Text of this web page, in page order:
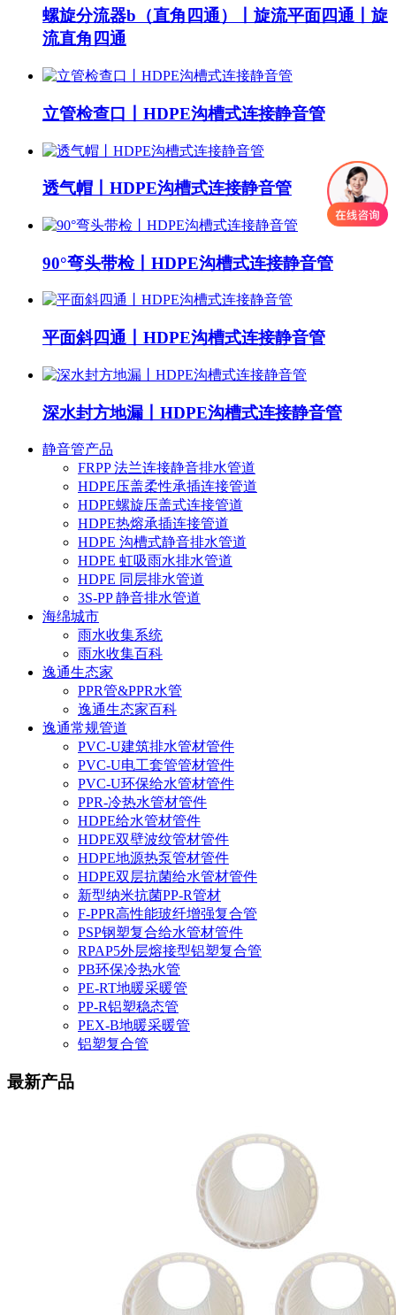
螺旋分流器b（直角四通）丨旋流平面四通丨旋
流直角四通
立管检查口丨HDPE沟槽式连接静音管
透气帽丨HDPE沟槽式连接静音管
90°弯头带检丨HDPE沟槽式连接静音管
平面斜四通丨HDPE沟槽式连接静音管
深水封方地漏丨HDPE沟槽式连接静音管
静音管产品
FRPP 法兰连接静音排水管道
HDPE压盖柔性承插连接管道
HDPE螺旋压盖式连接管道
HDPE热熔承插连接管道
HDPE 沟槽式静音排水管道
HDPE 虹吸雨水排水管道
HDPE 同层排水管道
3S-PP 静音排水管道
海绵城市
雨水收集系统
雨水收集百科
逸通生态家
PPR管&PPR水管
逸通生态家百科
逸通常规管道
PVC-U建筑排水管材管件
PVC-U电工套管管材管件
PVC-U环保给水管材管件
PPR-冷热水管材管件
HDPE给水管材管件
HDPE双壁波纹管材管件
HDPE地源热泵管材管件
HDPE双层抗菌给水管材管件
新型纳米抗菌PP-R管材
F-PPR高性能玻纤增强复合管
PSP钢塑复合给水管材管件
RPAP5外层熔接型铝塑复合管
PB环保冷热水管
PE-RT地暖采暖管
PP-R铝塑稳态管
PEX-B地暖采暖管
铝塑复合管
最新产品